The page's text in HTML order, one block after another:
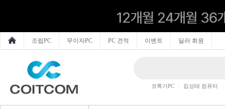
조립PC 무이자PC PC 견적 이벤트 딜러 회원
코특가PC 킴성태 컴퓨터